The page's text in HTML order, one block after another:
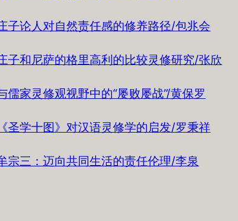
子论人对自然责任感的修养路径/包兆会
子和尼萨的格里高利的比较灵修研究/张欣
儒家灵修观视野中的“屡败屡战”/黄保罗
圣学十图》对汉语灵修学的启发/罗秉祥
宗三：迈向共同生活的责任伦理/李泉